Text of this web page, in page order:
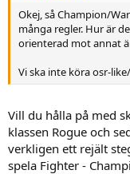
Okej, så Champion/
många regler. Hur är
orienterad mot annat
Vi ska inte köra osr-
Vill du hålla på med
klassen Rogue och
verkligen ett rejält
spela Fighter -